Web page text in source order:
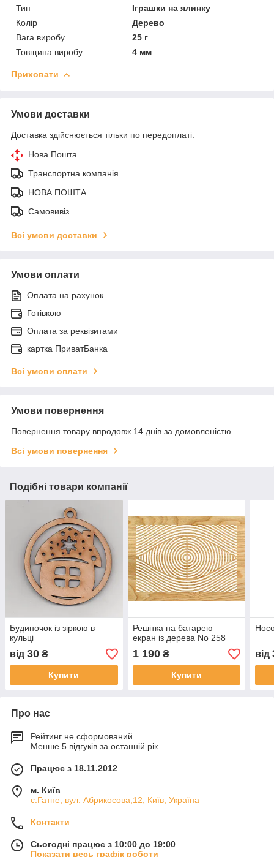
Тип
Іграшки на ялинку
Колір
Дерево
Вага виробу
25 г
Товщина виробу
4 мм
Приховати
Умови доставки
Доставка здійснюється тільки по передоплаті.
Нова Пошта
Транспортна компанія
НОВА ПОШТА
Самовивіз
Всі умови доставки
Умови оплати
Оплата на рахунок
Готівкою
Оплата за реквізитами
картка ПриватБанка
Всі умови оплати
Умови повернення
Повернення товару впродовж 14 днів за домовленістю
Всі умови повернення
Подібні товари компанії
Будиночок із зіркою в
кульці
від 30 ₴
Купити
Решітка на батарею —
екран із дерева No 258
1 190₴
Купити
від
Про нас
Рейтинг не сформований
Менше 5 відгуків за останній рік
Працює з 18.11.2012
м. Київ
с.Гатне, вул. Абрикосова,12, Київ, Україна
Контакти
Сьогодні працює з 10:00 до 19:00
Показати весь графік роботи